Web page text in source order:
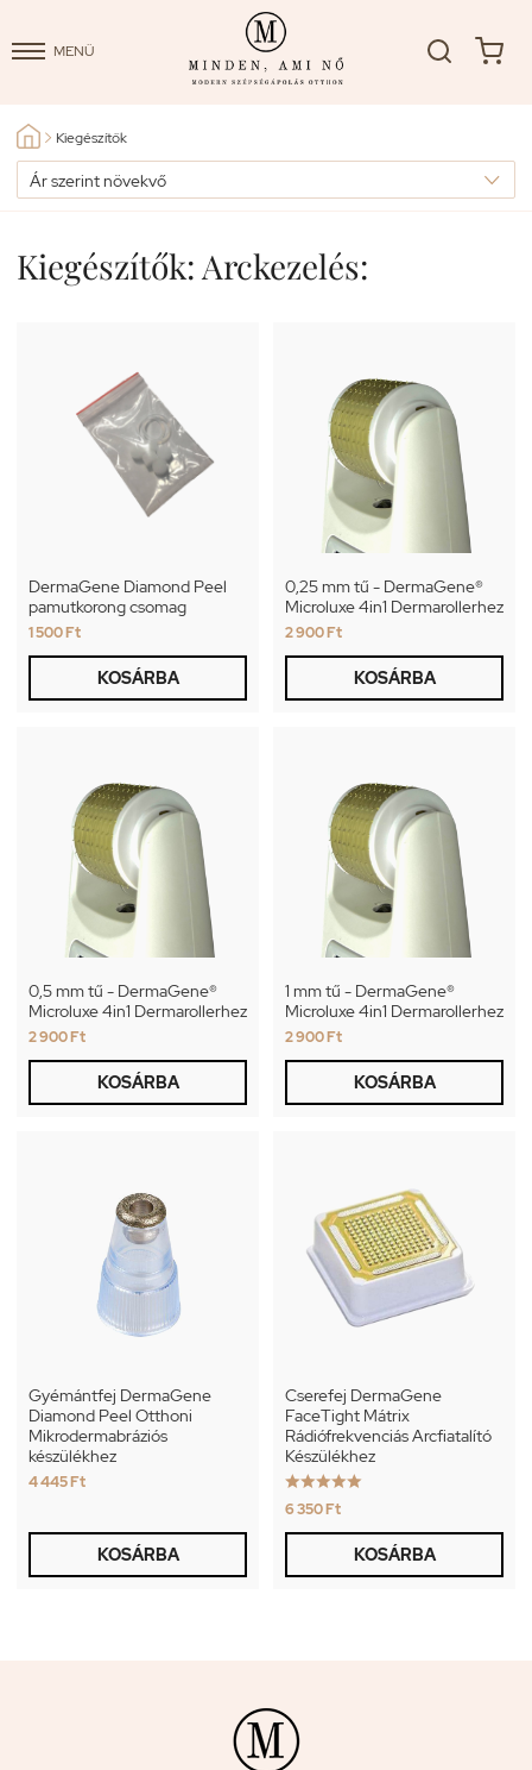
MENÜ
 Kiegészítők
Kiegészítők: Arckezelés:
DermaGene Diamond Peel
pamutkorong csomag
1 500 Ft
KOSÁRBA
0,25 mm tű - DermaGene®
Microluxe 4in1 Dermarollerhez
2 900 Ft
KOSÁRBA
0,5 mm tű - DermaGene®
Microluxe 4in1 Dermarollerhez
2 900 Ft
KOSÁRBA
1 mm tű - DermaGene®
Microluxe 4in1 Dermarollerhez
2 900 Ft
KOSÁRBA
Gyémántfej DermaGene
Diamond Peel Otthoni
Mikrodermabráziós
készülékhez
4 445 Ft
KOSÁRBA
Cserefej DermaGene
FaceTight Mátrix
Rádiófrekvenciás Arcfiatalító
Készülékhez

6 350 Ft
KOSÁRBA